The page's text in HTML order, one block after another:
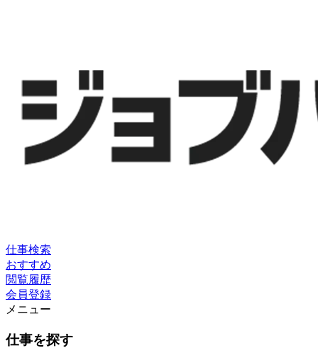
仕事検索
おすすめ
閲覧履歴
会員登録
メニュー
仕事を探す